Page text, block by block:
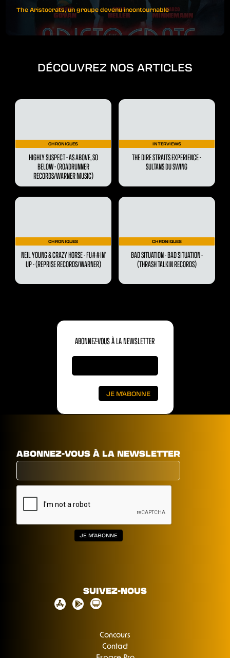
The Aristocrats, un groupe devenu incontournable
DÉCOUVREZ NOS ARTICLES
CHRONIQUES
HIGHLY SUSPECT - AS ABOVE, SO
BELOW - (ROADRUNNER
RECORDS/WARNER MUSIC)
INTERVIEWS
THE DIRE STRAITS EXPERIENCE -
SULTANS DU SWING
CHRONIQUES
NEIL YOUNG & CRAZY HORSE - FU##IN’
UP - (REPRISE RECORDS/WARNER)
CHRONIQUES
BAD SITUATION - BAD SITUATION -
(THRASH TALKIN RECORDS)
ABONNEZ-VOUS À LA NEWSLETTER
ABONNEZ-VOUS À LA NEWSLETTER
SUIVEZ-NOUS
Concours
Contact